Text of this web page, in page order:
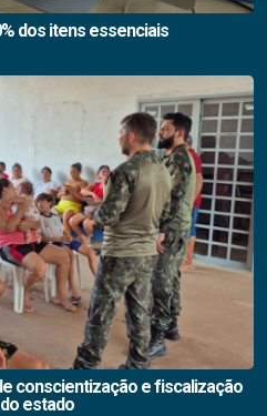
dos itens essenciais
conscientização e fiscalização
estado